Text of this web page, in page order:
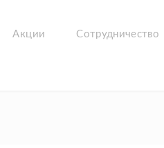
Акции Сотрудничество